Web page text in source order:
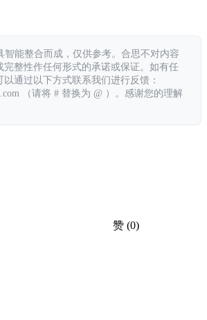
智能整合而成，仅供参考。合思不对内容
完整性作任何形式的承诺或保证。如有任
通过以下方式联系我们进行反馈：
（请将 # 替换为 @ ）。感谢您的理解
赞 (0)